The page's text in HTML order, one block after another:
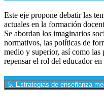
Este eje propone debatir las
actuales en la formación
Se abordan los imaginarios
normativos, las políticas de
medio y superior, así como las
repensar el rol del educador
5. Estrategias de enseñanza